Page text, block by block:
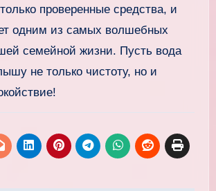
проверенные средства, и
одним из самых волшебных
семейной жизни. Пусть вода
не только чистоту, но и